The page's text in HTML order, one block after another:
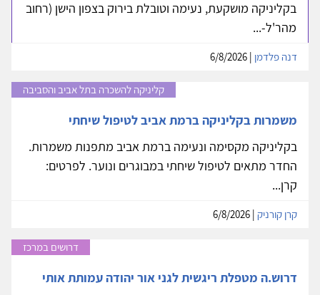
בקליניקה מושקעת, נעימה וטובלת בירוק בצפון הישן (רחוב
מהר'ל-...
דנה פלדמן
קליניקה להשכרה בתל אביב והסביבה
משמרות בקליניקה ברמת אביב לטיפול שיחתי
בקליניקה מקסימה ונעימה ברמת אביב מתפנות משמרות.
החדר מתאים לטיפול שיחתי במבוגרים ונוער. לפרטים:
קרן...
קרן קורניק
דרושים במרכז
דרוש.ה מטפלת ריגשית לגני אור יהודה עמותת אותי